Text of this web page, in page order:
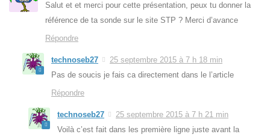
Salut et et merci pour cette présentation, peux tu donner la
référence de ta sonde sur le site STP ? Merci d’avance
Répondre
technoseb27
25 septembre 2015 à 7 h 18 min
Pas de soucis je fais ca directement dans le l’article
Répondre
technoseb27
25 septembre 2015 à 7 h 21 min
Voilà c’est fait dans les première ligne juste avant la